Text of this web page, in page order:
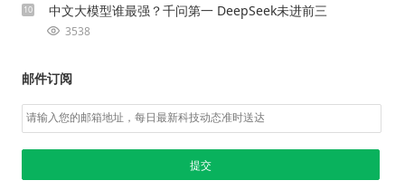
10 中文大模型谁最强？千问第一 DeepSeek未进前三
3538
邮件订阅